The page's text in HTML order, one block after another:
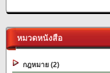
หมวดหนังสือ
กฎหมาย (2)